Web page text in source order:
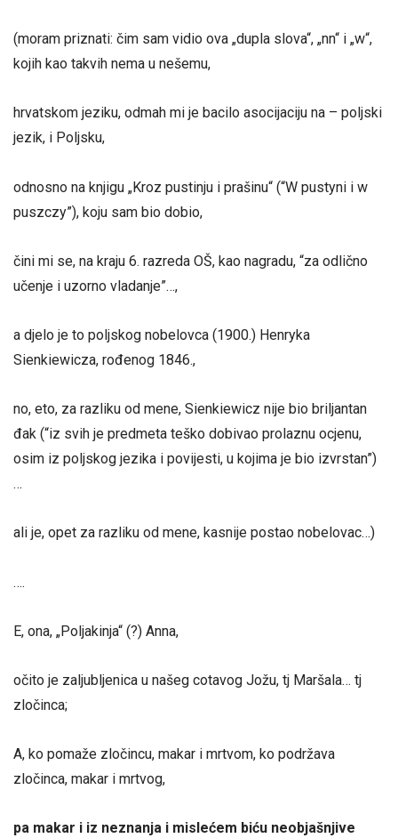
(moram priznati: čim sam vidio ova „dupla slova“, „nn“ i „w“,
kojih kao takvih nema u nešemu,
hrvatskom jeziku, odmah mi je bacilo asocijaciju na – poljski
jezik, i Poljsku,
odnosno na knjigu „Kroz pustinju i prašinu“ (“W pustyni i w
puszczy”), koju sam bio dobio,
čini mi se, na kraju 6. razreda OŠ, kao nagradu, “za odlično
učenje i uzorno vladanje”…,
a djelo je to poljskog nobelovca (1900.) Henryka
Sienkiewicza, rođenog 1846.,
no, eto, za razliku od mene, Sienkiewicz nije bio briljantan
đak (“iz svih je predmeta teško dobivao prolaznu ocjenu,
osim iz poljskog jezika i povijesti, u kojima je bio izvrstan”)
…
ali je, opet za razliku od mene, kasnije postao nobelovac…)
….
E, ona, „Poljakinja“ (?) Anna,
očito je zaljubljenica u našeg cotavog Jožu, tj Maršala… tj
zločinca;
A, ko pomaže zločincu, makar i mrtvom, ko podržava
zločinca, makar i mrtvog,
pa makar i iz neznanja i mislećem biću neobjašnjive